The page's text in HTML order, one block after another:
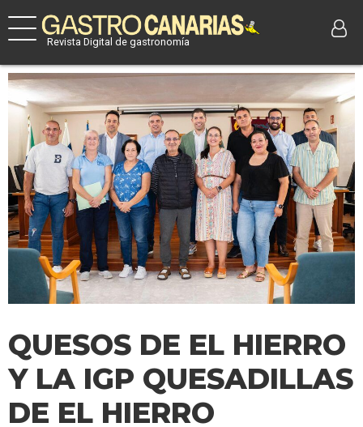
Revista Digital de gastronomía
QUESOS DE EL HIERRO
Y LA IGP QUESADILLAS
DE EL HIERRO